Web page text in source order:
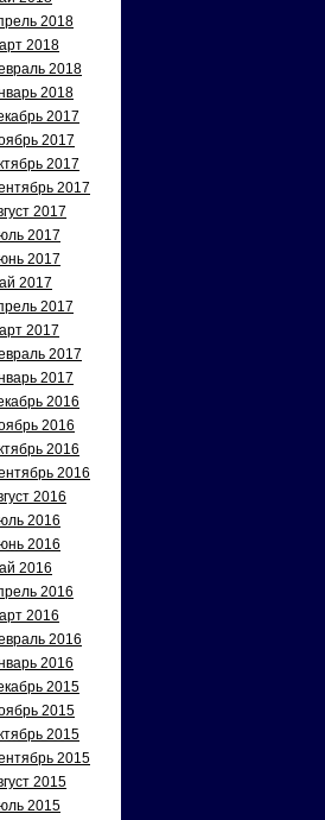
2018
2018
2018
2018
2017
2017
2017
2017
2017
2017
2017
2017
2017
2017
2017
2017
2016
2016
2016
2016
2016
2016
2016
2016
2016
2016
2016
2016
2015
2015
2015
2015
2015
2015